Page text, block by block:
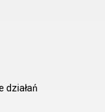
działań